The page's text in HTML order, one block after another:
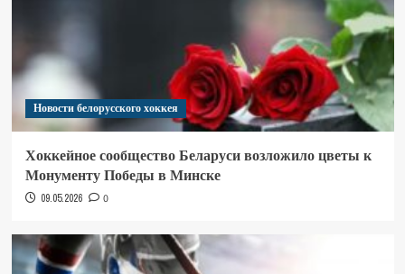
Новости белорусского хоккея
Хоккейное сообщество Беларуси возложило цветы к
Монументу Победы в Минске
09.05.2026 0